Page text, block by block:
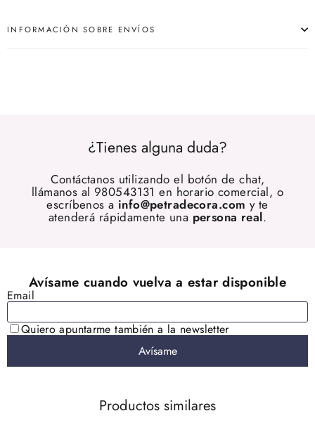
INFORMACIÓN SOBRE ENVÍOS
¿Tienes alguna duda?
Contáctanos utilizando el botón de chat,
llámanos al 980543131 en horario comercial, o
escríbenos a info@petradecora.com y te
atenderá rápidamente una persona real.
Productos similares